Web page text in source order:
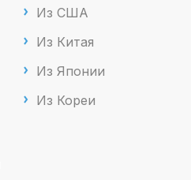
Из США
Из Китая
Из Японии
Из Кореи